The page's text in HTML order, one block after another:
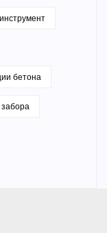
бетона
забора